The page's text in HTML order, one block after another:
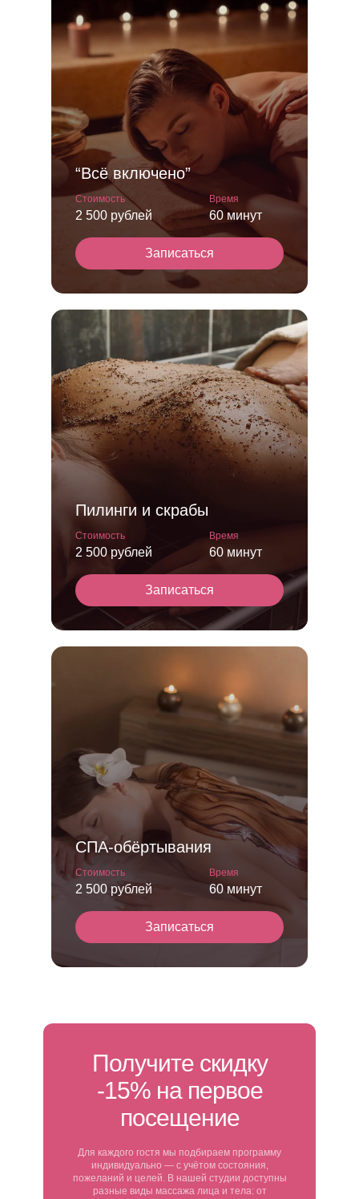
Время
60 минут
Стоимость
“Всё включено”
2 500 рублей
Записаться
Время
60 минут
Стоимость
СПА-обёртывания
2 500 рублей
Записаться
Время
60 минут
Стоимость
Пилинги и скрабы
2 500 рублей
Записаться
Получите скидку
-15% на первое
посещение
Для каждого гостя мы подбираем программу
индивидуально — с учётом состояния,
пожеланий и целей. В нашей студии доступны
разные виды массажа лица и тела: от